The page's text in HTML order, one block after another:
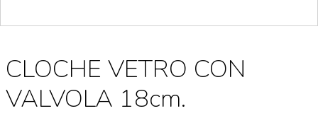
CLOCHE VETRO CON
VALVOLA 18cm.